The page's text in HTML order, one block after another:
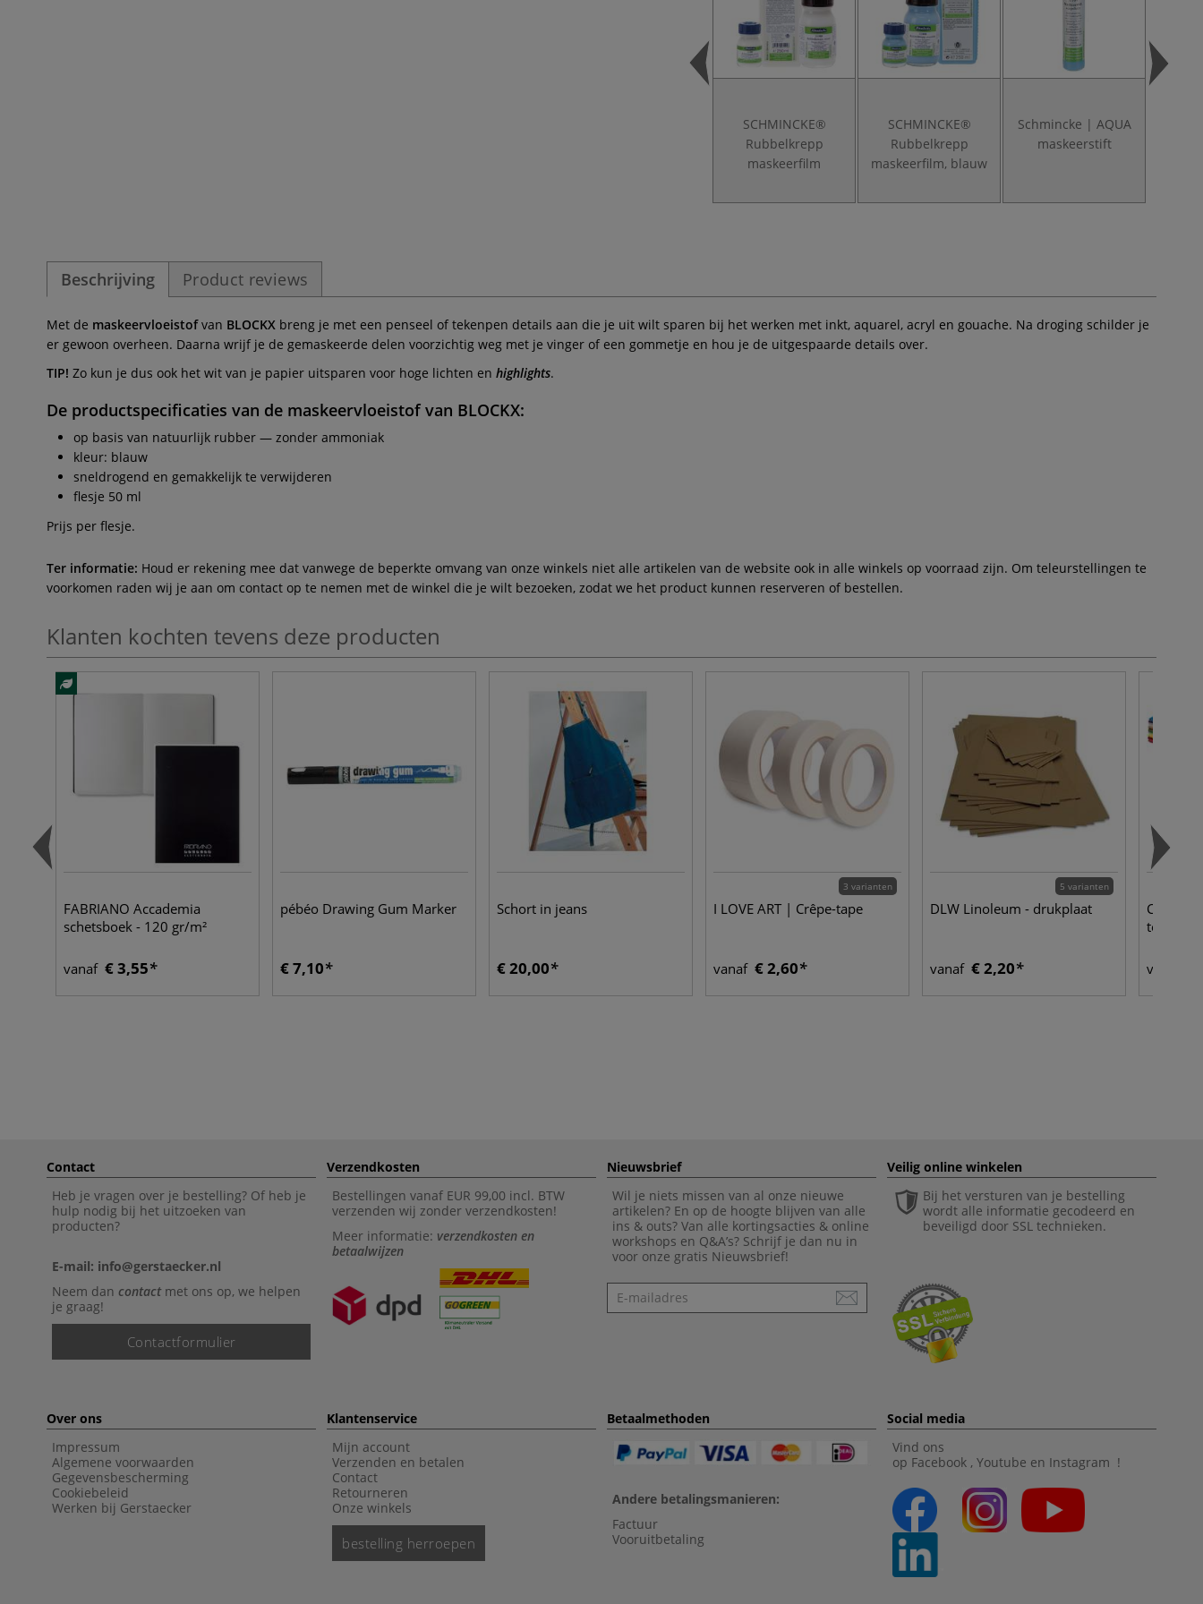
SCHMINCKE®
Rubbelkrepp
maskeerfilm
SCHMINCKE®
Rubbelkrepp
maskeerfilm, blauw
Schmincke | AQUA
maskeerstift
Beschrijving Product reviews
Met de maskeervloeistofvan BLOCKX breng je met een penseel of tekenpen details aan die je uit wilt sparen bij het werken met inkt, aquarel, acryl en gouache. Na droging schilder je
er gewoon overheen. Daarna wrijf je de gemaskeerde delen voorzichtig weg met je vinger of een gommetje en hou je de uitgespaarde details over.
TIP! Zo kun je dus ook het wit van je papier uitsparen voor hoge lichten en highlights.
De productspecificaties van de maskeervloeistof van BLOCKX:
op basis van natuurlijk rubber — zonder ammoniak
kleur: blauw
sneldrogend en gemakkelijk te verwijderen
flesje 50 ml
Prijs per flesje.
Ter informatie: Houd er rekening mee dat vanwege de beperkte omvang van onze winkels niet alle artikelen van de website ook in alle winkels op voorraad zijn. Om teleurstellingen te
voorkomen raden wij je aan om contact op te nemen met de winkel die je wilt bezoeken, zodat we het product kunnen reserveren of bestellen.
Klanten kochten tevens deze producten
FABRIANO Accademia
schetsboek - 120 gr/m²
vanaf € 3,55
pébéo Drawing Gum Marker
€ 7,10
Schort in jeans
€ 20,00
3 varianten
I LOVE ART | Crêpe-tape
vanaf € 2,60
5 varianten
DLW Linoleum - drukplaat
vanaf € 2,20 vanaf
Contact
Heb je vragen over je bestelling? Of heb je
hulp nodig bij het uitzoeken van
producten?
E-mail: info@gerstaecker.nl
Neem dan contactmet ons op, we helpen
je graag!
Contactformulier
Verzendkosten
Bestellingen vanaf EUR 99,00 incl. BTW
verzenden wij zonder verzendkosten!
Meer informatie: verzendkosten en
betaalwijzen
Nieuwsbrief
Wil je niets missen van al onze nieuwe
artikelen? En op de hoogte blijven van alle
ins & outs? Van alle kortingsacties & online
workshops en Q&A’s? Schrijf je dan nu in
voor onze gratis Nieuwsbrief!
Nieuwsbrief
Veilig online winkelen
Bij het versturen van je bestelling
wordt alle informatie gecodeerd en
beveiligd door SSL technieken.
Over ons
Impressum
Algemene voorwaarden
Gegevensbescherming
Cookiebeleid
Werken bij Gerstaecker
Klantenservice
Mijn account
Verzenden en betalen
Contact
Retourneren
Onze winkels
bestelling herroepen
Betaalmethoden
Andere betalingsmanieren:
Factuur
Vooruitbetaling
Social media
Vind ons
op Facebook , Youtube en Instagram !